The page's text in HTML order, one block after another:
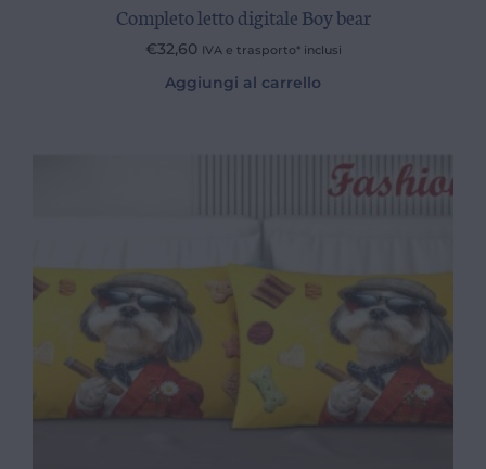
Completo letto digitale Boy bear
€32,60 IVA e trasporto* inclusi
Aggiungi al carrello